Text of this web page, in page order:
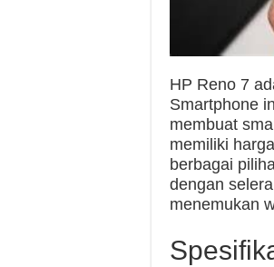
HP Reno 7
Smartphone
membuat
memiliki
berbagai
dengan
menemukan